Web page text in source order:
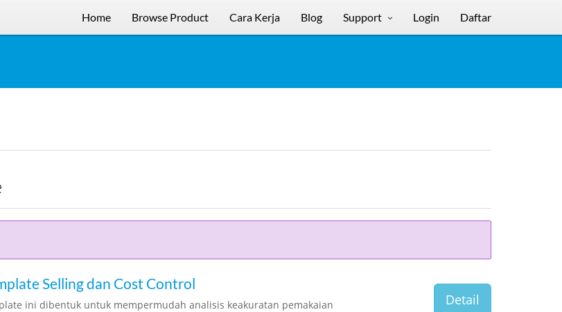
Home Browse Product Cara Kerja Blog Support Login Daftar
Selling dan Cost Control
ini dibentuk untuk mempermudah analisis keakuratan pemakaian
Detail